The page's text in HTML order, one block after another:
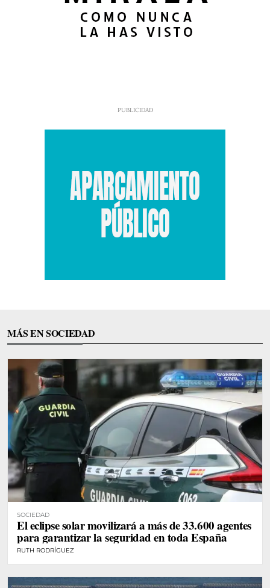
MÁS EN SOCIEDAD
SOCIEDAD
El eclipse solar movilizará a más de 33.600 agentes
para garantizar la seguridad en toda España
RUTH RODRÍGUEZ